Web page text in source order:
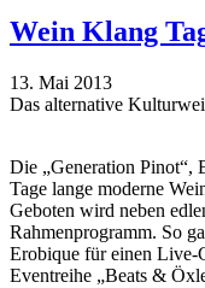
Wein Klang
13. Mai 2013
Das alternative
Die „Generation Pinot“,
Tage lange moderne
Geboten wird neben
Rahmenprogramm. So
Erobique für einen Live-
Eventreihe „Beats &